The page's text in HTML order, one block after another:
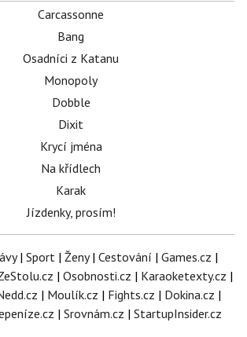
Carcassonne
Bang
Osadníci z Katanu
Monopoly
Dobble
Dixit
Krycí jména
Na křídlech
Karak
Jízdenky, prosím!
| Sport | Ženy| Cestování | Games.cz |
| Osobnosti.cz | Karaoketexty.cz |
| Moulík.cz | Fights.cz | Dokina.cz |
| Srovnám.cz | StartupInsider.cz